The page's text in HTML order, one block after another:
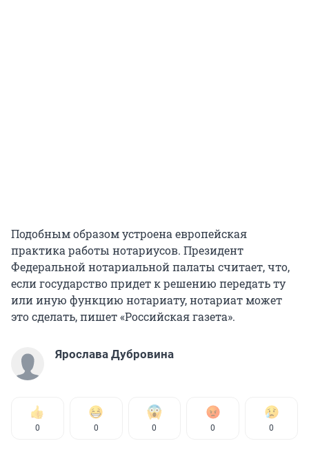
Подобным образом устроена европейская
практика работы нотариусов. Президент
Федеральной нотариальной палаты считает, что,
если государство придет к решению передать ту
или иную функцию нотариату, нотариат может
это сделать, пишет «Российская газета».
Ярослава Дубровина
0 0 0 0 0